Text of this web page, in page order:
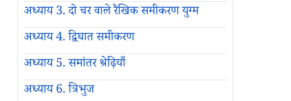
अध्याय 3. दो चर वाले रैखिक समीकरण युग्म
अध्याय 4. द्विघात समीकरण
अध्याय 5. समांतर श्रेढ़ियाँ
अध्याय 6. त्रिभुज